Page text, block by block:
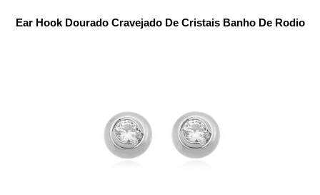
Ear Hook Dourado Cravejado De Cristais Banho De Rodio